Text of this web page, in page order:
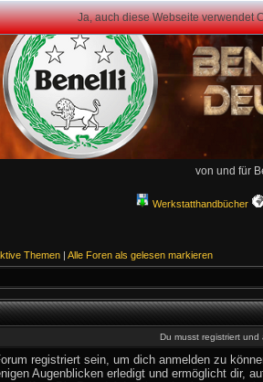
Ja, auch diese Webseite verwendet
von und für
Werkstatthandbücher
Themen | Alle Foren als gelesen markieren
Du musst registriert
registriert sein, um dich anmelden zu
Augenblicken erledigt und ermöglicht dir,